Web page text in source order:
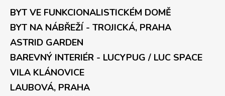
BYT VE FUNKCIONALISTICKÉM DOMĚ
BYT NA NÁBŘEŽÍ - TROJICKÁ, PRAHA
ASTRID GARDEN
BAREVNÝ INTERIÉR - LUCYPUG / LUC SPACE
VILA KLÁNOVICE
LAUBOVÁ, PRAHA